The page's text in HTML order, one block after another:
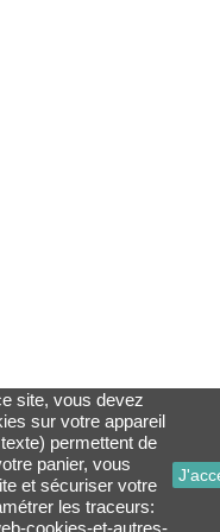
site, vous devez
sur votre appareil
permettent de
panier, vous
et sécuriser votre
les traceurs:
cookies-et-autres-